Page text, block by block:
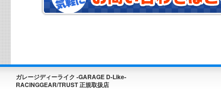
ガレージディーライク -GARAGE D-Like-
RACINGGEAR/TRUST 正規取扱店